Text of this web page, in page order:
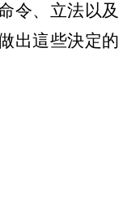
令、立法以及
出這些決定的